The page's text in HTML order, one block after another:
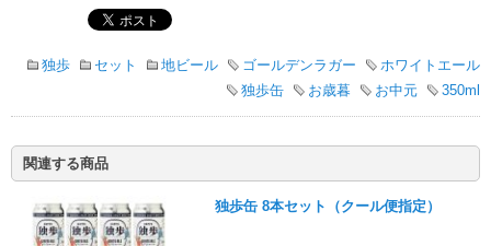
独歩 セット 地ビール ゴールデンラガー
ホワイトエール
独歩缶
お歳暮 お中元 350ml
関連する商品
独歩缶 8本セット（クール便指定）